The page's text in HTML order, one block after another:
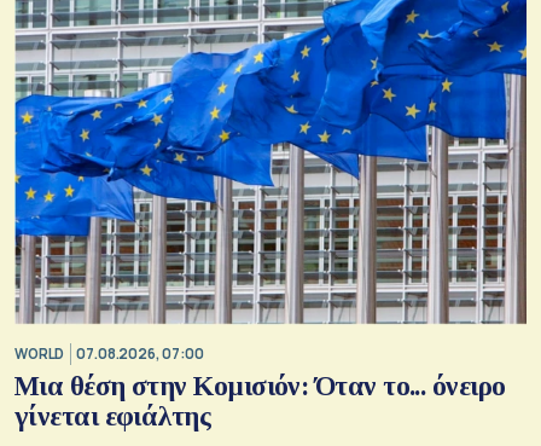
WORLD 07.08.2026, 07:00
Μια θέση στην Κομισιόν: Όταν το... όνειρο
γίνεται εφιάλτης